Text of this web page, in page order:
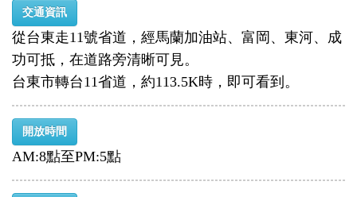
交通資訊
從台東走11號省道，經馬蘭加油站、富岡、東河、成
功可抵，在道路旁清晰可見。
台東市轉台11省道，約113.5K時，即可看到。
開放時間
AM:8點至PM:5點